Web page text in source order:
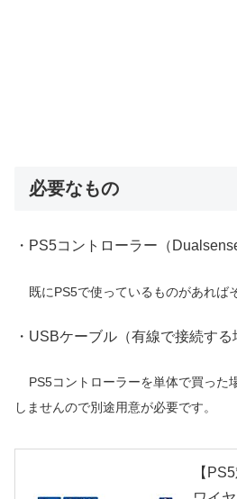
必要なもの
・PS5コントローラー（
既にPS5で使っているものがあれば
・USBケーブル（有線で接続する
PS5コントローラーを単体で買った
しませんので別途用意が必要です。
【